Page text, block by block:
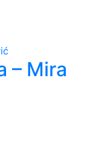
stranici
– Mira